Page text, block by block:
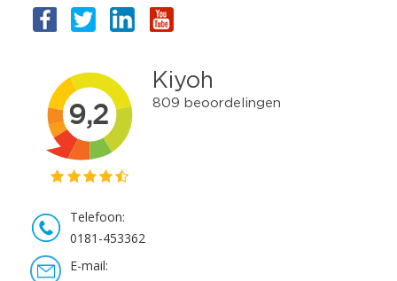
Telefoon:
0181-453362
E-mail: